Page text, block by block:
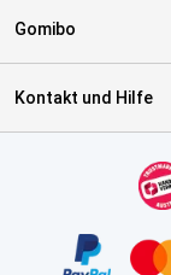
Gomibo
Kontakt und Hilfe